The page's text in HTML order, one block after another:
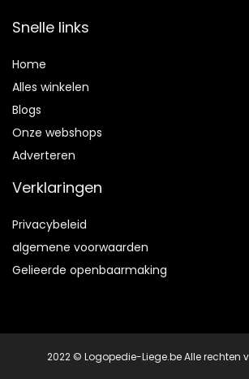
Snelle links
Home
Alles winkelen
Blogs
Onze webshops
Adverteren
Verklaringen
Privacybeleid
algemene voorwaarden
Gelieerde openbaarmaking
2022 © Logopedie-Liege.be Alle rechten